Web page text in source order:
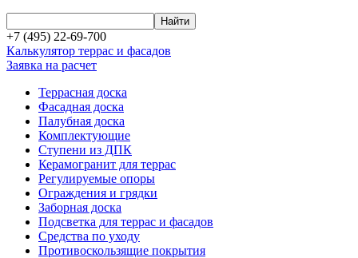
+7 (495) 22-69-700
Калькулятор террас и фасадов
Заявка на расчет
Террасная доска
Фасадная доска
Палубная доска
Комплектующие
Ступени из ДПК
Керамогранит для террас
Регулируемые опоры
Ограждения и грядки
Заборная доска
Подсветка для террас и фасадов
Средства по уходу
Противоскользящие покрытия